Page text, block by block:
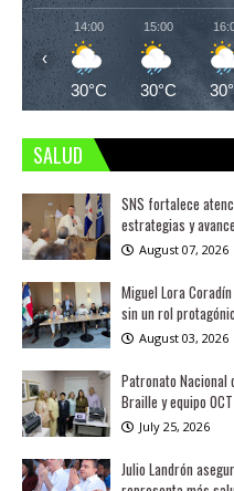
14:00
30°C
15:00
30°C
‹
SALUD
SNS fortalece
estrategias y
August 07, 2026
Miguel Lora
sin un rol
August 03, 2026
Patronato Nacional
Braille y equipo OCT
July 25, 2026
Julio Landrón